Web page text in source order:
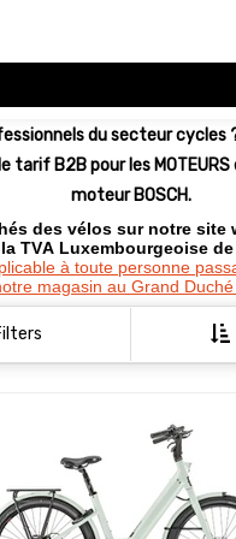
du secteur
tarif B2B pour les MOTEURS
moteur BOSCH.
des vélos sur notre site
TVA Luxembourgeoise de
à toute personne
magasin au Grand